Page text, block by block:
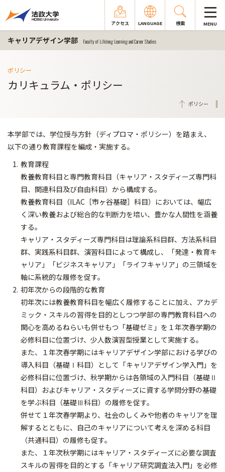
アクセス LANGUAGE 検索 MENU
キャリアデザイン学部 Faculty of Lifelong Learning and Career Studies
ポリシー
カリキュラム・ポリシー
ポリシー
本学部では、学位授与方針（ディプロマ・ポリシー）を踏まえ、
以下の通り教育課程を編成・実施する。
教育課程
教養教育科目と専門教育科目（キャリア・スタディーズ専門科
目、関連科目及び自由科目）から構成する。
教養教育科目（ILAC［市ヶ谷基礎］科目）においては、幅広
く深い教養および総合的な判断力を培い、豊かな人間性を涵養
する。
キャリア・スタディーズ専門科目は理論系科目群、方法系科目
群、実践系科目群、演習科目によって構成し、「発達・教育キ
ャリア」「ビジネスキャリア」「ライフキャリア」の三領域を
軸に系統的な履修を促す。
初年次からの段階的な教育
初年次には教養教育科目を幅広く履修することに加え、アカデ
ミック・スキルの習得を目的としつつ学部の専門教育科目への
関心を高めるねらいも併せもつ「基礎ゼミ」を１年次春学期の
必修科目に位置づけ、少人数演習型授業として実施する。
また、１年次春学期にはキャリアデザイン学部における学びの
導入科目（基礎Ⅰ科目）として「キャリアデザイン学入門」を
必修科目に位置づけ、秋学期からは各領域の入門科目（基礎Ⅱ
科目）およびキャリア・スタディーズに資する学問分野の基礎
を学ぶ科目（基礎Ⅲ科目）の履修を促す。
併せて１年次春学期より、社会のしくみや他者のキャリアを理
解するとともに、自己のキャリアについて考えを深める科目
（共通科目）の履修も促す。
また、１年次秋学期にはキャリア・スタディーズに必要な調査
スキルの習得を目的とする「キャリア研究調査法入門」を必修